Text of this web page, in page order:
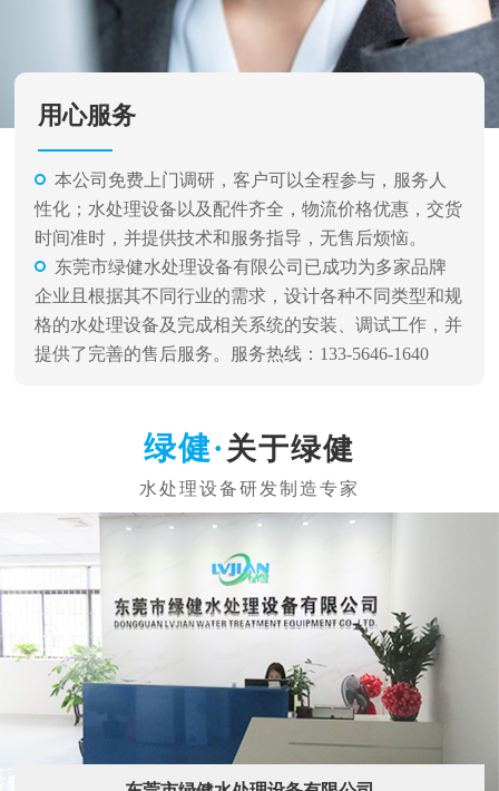
用心服务
本公司免费上门调研，客户可以全程参与，服务人
性化；水处理设备以及配件齐全，物流价格优惠，交货
时间准时，并提供技术和服务指导，无售后烦恼。
东莞市绿健水处理设备有限公司已成功为多家品牌
企业且根据其不同行业的需求，设计各种不同类型和规
格的水处理设备及完成相关系统的安装、调试工作，并
提供了完善的售后服务。服务热线：133-5646-1640
关于绿健